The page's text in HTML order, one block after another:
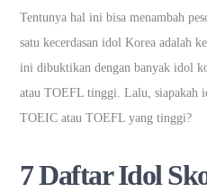
Tentunya hal ini bisa menambah
satu kecerdasan idol Korea adalah
ini dibuktikan dengan banyak idol
atau TOEFL tinggi. Lalu, siapakah
TOEIC atau TOEFL yang tinggi?
7 Daftar Idol